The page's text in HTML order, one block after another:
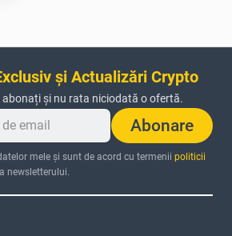
și Actualizări Crypto
și nu rata niciodată o ofertă.
Abonare
mele și sunt de acord cu termeniipoliticii
a newsletterului.